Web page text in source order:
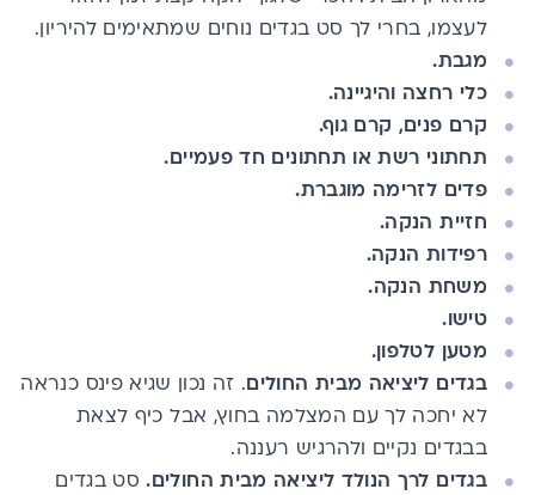
לעצמו, בחרי לך סט בגדים נוחים שמתאימים להיריון.
מגבת.
כלי רחצה והיגיינה.
קרם פנים, קרם גוף.
תחתוני רשת או תחתונים חד פעמיים.
פדים לזרימה מוגברת.
חזיית הנקה.
רפידות הנקה.
משחת הנקה.
טישו.
מטען לטלפון.
בגדים ליציאה מבית החולים. זה נכון שגיא פינס כנראה
לא יחכה לך עם המצלמה בחוץ, אבל כיף לצאת
בבגדים נקיים ולהרגיש רעננה.
בגדים לרך הנולד ליציאה מבית החולים. סט בגדים